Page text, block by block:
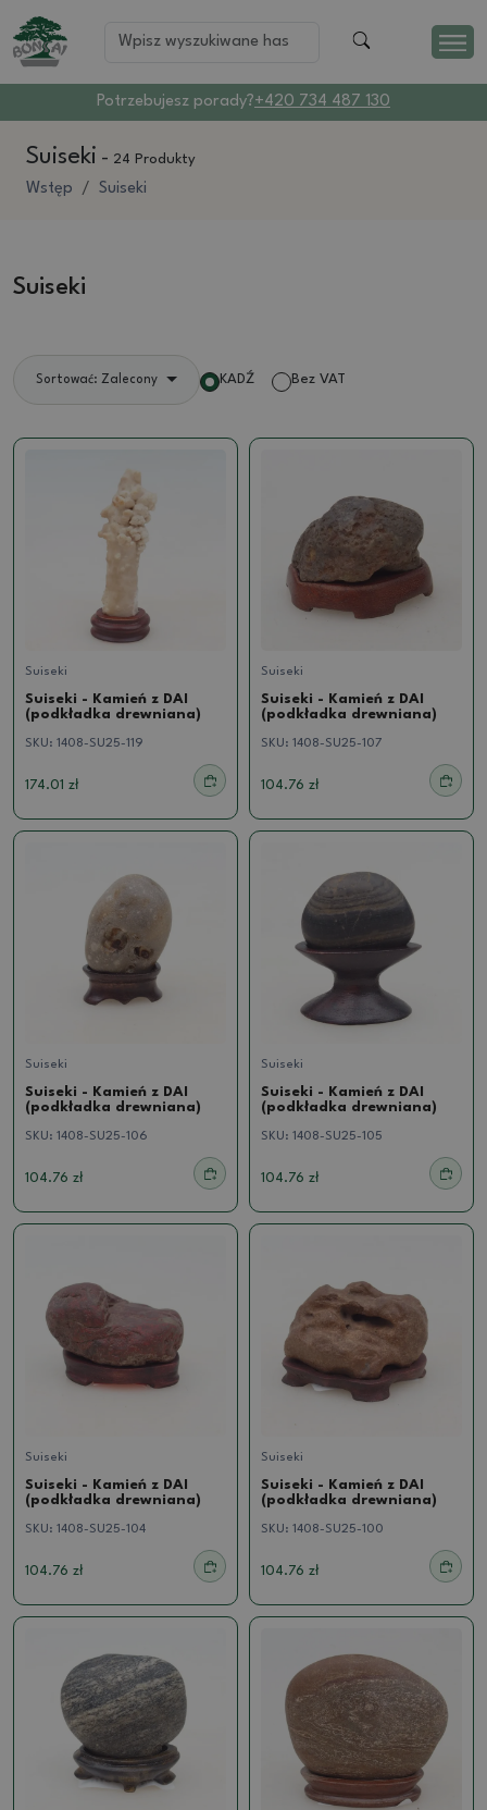
Potrzebujesz porady?+420 734 487 130
Suiseki - 24 Produkty
Wstęp Suiseki
Suiseki
Sortować: Zalecony KADŹ Bez VAT
Suiseki
Suiseki - Kamień z DAI
(podkładka drewniana)
SKU: 1408-SU25-119
174.01 zł
Suiseki
Suiseki - Kamień z DAI
(podkładka drewniana)
SKU: 1408-SU25-107
104.76 zł
Suiseki
Suiseki - Kamień z DAI
(podkładka drewniana)
SKU: 1408-SU25-106
104.76 zł
Suiseki
Suiseki - Kamień z DAI
(podkładka drewniana)
SKU: 1408-SU25-105
104.76 zł
Suiseki
Suiseki - Kamień z DAI
(podkładka drewniana)
SKU: 1408-SU25-104
104.76 zł
Suiseki
Suiseki - Kamień z DAI
(podkładka drewniana)
SKU: 1408-SU25-100
104.76 zł